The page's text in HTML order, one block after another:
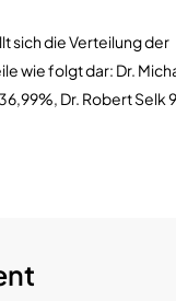
sich die Verteilung der
wie folgt dar: Dr.
Dr. Robert Selk